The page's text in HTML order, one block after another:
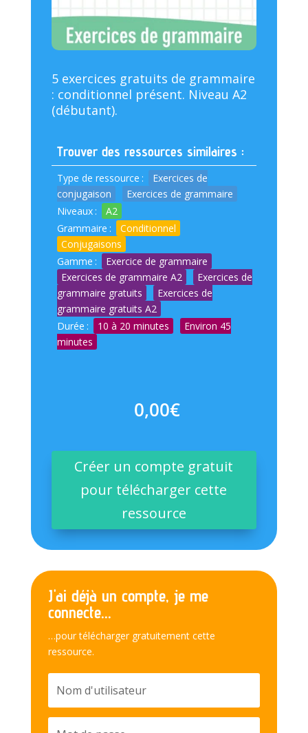
5 exercices gratuits de grammaire
: conditionnel présent. Niveau A2
(débutant).
Trouver des ressources similaires :
Type de ressource :
Exercices de
conjugaison
Exercices de grammaire
Niveaux :
A2
Grammaire :
Conditionnel
Conjugaisons
Gamme :
Exercice de grammaire
Exercices de grammaire A2
Exercices de
grammaire gratuits
Exercices de
grammaire gratuits A2
Durée : 10 à 20 minutes
Environ 45
minutes
0,00€
Créer un compte gratuit
pour télécharger cette
ressource
J'ai déjà un compte, je me
connecte...
…pour télécharger gratuitement cette
ressource.